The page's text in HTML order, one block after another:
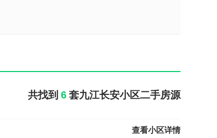
共找到 6 套九江长安小区二手房源
查看小区详情